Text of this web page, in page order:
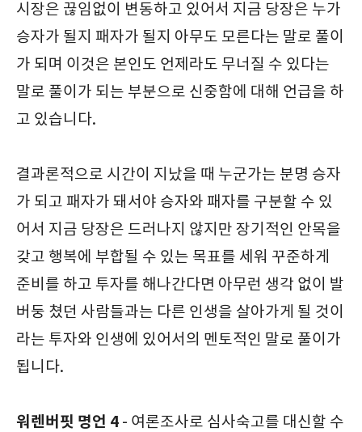
시장은 끊임없이 변동하고 있어서 지금 당장은 누가
승자가 될지 패자가 될지 아무도 모른다는 말로 풀이
가 되며 이것은 본인도 언제라도 무너질 수 있다는
말로 풀이가 되는 부분으로 신중함에 대해 언급을 하
고 있습니다.
결과론적으로 시간이 지났을 때 누군가는 분명 승자
가 되고 패자가 돼서야 승자와 패자를 구분할 수 있
어서 지금 당장은 드러나지 않지만 장기적인 안목을
갖고 행복에 부합될 수 있는 목표를 세워 꾸준하게
준비를 하고 투자를 해나간다면 아무런 생각 없이 발
버둥 쳤던 사람들과는 다른 인생을 살아가게 될 것이
라는 투자와 인생에 있어서의 멘토적인 말로 풀이가
됩니다.
워렌버핏 명언 4 - 여론조사로 심사숙고를 대신할 수